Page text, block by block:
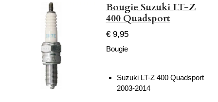
Bougie Suzuki LT-Z
400 Quadsport
€ 9,95
Bougie
Suzuki LT-Z 400 Quadsport
2003-2014